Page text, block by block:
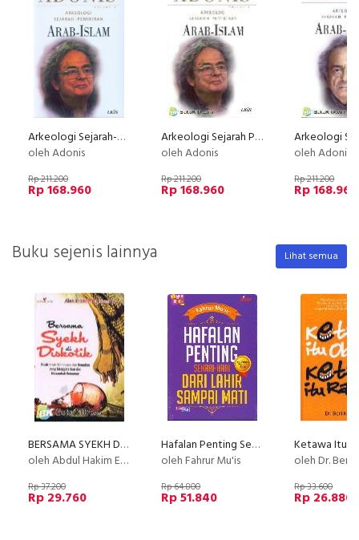
Arkeologi Sejarah-Pemikiran Arab-Islam Volume 2
oleh Adonis
Rp 211.200
Rp 168.960
Arkeologi Sejarah Pemikiran Arab-Islam. Vol 2
oleh Adonis
Rp 211.200
Rp 168.960
oleh Adonis
Rp 211.200
Rp 168.960
Buku sejenis lainnya Lihat semua
BERSAMA SYEKH DI DISKOTIK : Kisah-Kisah Kehidupan dan Kematian Yang Menggetarkan Jiwa
oleh Abdul Hakim El Hamidy
Rp 37.200
Rp 29.760
Hafalan Penting Sehari2 Dari Lahir Sampai Mati
oleh Fahrur Mu'is
Rp 64.800
Rp 51.840
oleh Dr. Beni
Rp 33.600
Rp 26.880